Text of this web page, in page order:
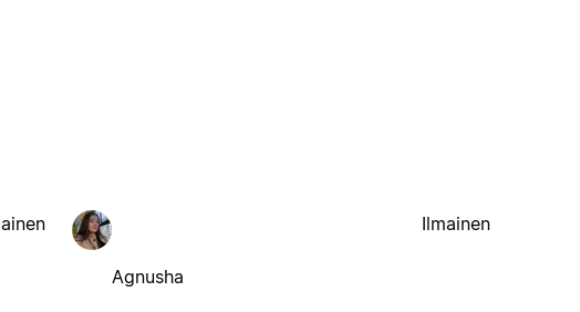
Agnusha
Ilmainen